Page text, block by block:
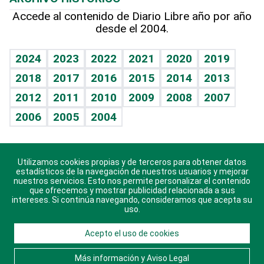
Hablando con el pediatra
Vida y familia
Eñe
Celebrando la vida
Sin complejos
En pocas palabras
Escuchando al corazón
Economía Personal
Línea de hit
BRV
TBT Deportivo
Más firmas
Hecho en casa
Guía del dinero
Cumpleaños
Horóscopos
Juegos
Accede al contenido de Diario Libre año por año
desde el 2004.
2024 2023 2022 2021 2020
2019
2018
2017 2016 2015 2014
2013
2012
2011 2010 2009 2008
2007
2006
2005 2004
Descarga nuestras aplicaciones para Android, iOS y
sistema Huawei.
© 2021 Diario Libre, todos los derechos reservados.
Consulta elAviso Legal. Ponte en Contacto
Utilizamos cookies propias y de terceros para obtener datos
estadísticos de la navegación de nuestros usuarios y mejorar
nuestros servicios. Esto nos permite personalizar el contenido
que ofrecemos y mostrar publicidad relacionada a sus
intereses. Si continúa navegando, consideramos que acepta su
uso.
Acepto el uso de cookies
Más información y Aviso Legal